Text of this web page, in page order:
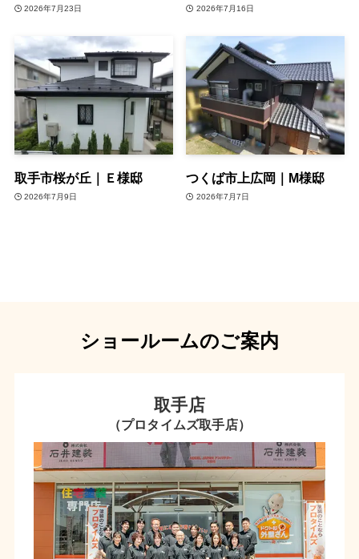
2026年7月23日 2026年7月16日
取手市桜が丘｜Ｅ様邸
2026年7月9日
つくば市上広岡｜M様邸
2026年7月7日
ショールームのご案内
取手店
（プロタイムズ取手店）